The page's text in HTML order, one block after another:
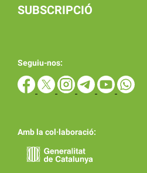
SUBSCRIPCIÓ
Seguiu-nos:
Amb la col·laboració: